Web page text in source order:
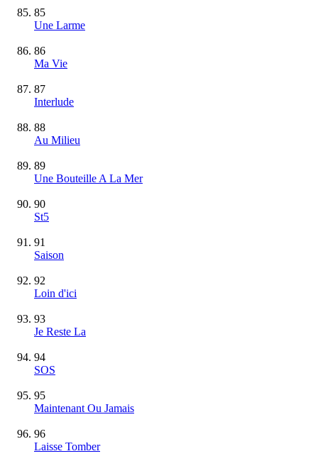
85
Une Larme
86
Ma Vie
87
Interlude
88
Au Milieu
89
Une Bouteille A La Mer
90
St5
91
Saison
92
Loin d'ici
93
Je Reste La
94
SOS
95
Maintenant Ou Jamais
96
Laisse Tomber